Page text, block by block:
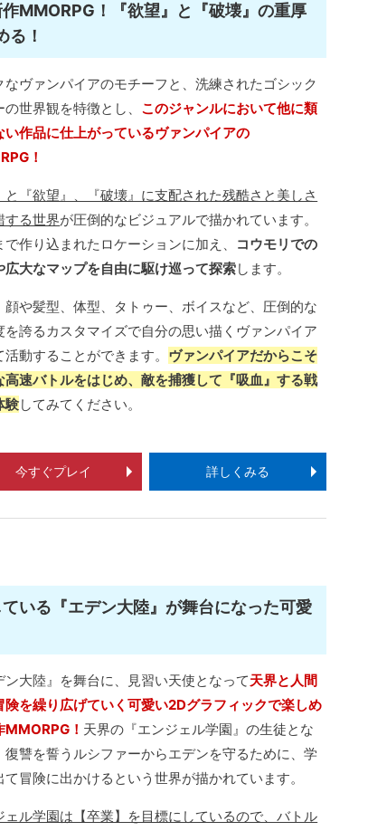
MMORPG！『欲望』と『破壊』の重厚
る！
なヴァンパイアのモチーフと、洗練されたゴシック
の世界観を特徴とし、 このジャンルにおいて他に類
い作品に仕上がっているヴァンパイアの
！
と『欲望』、『破壊』に支配された残酷さと美しさ
する世界が圧倒的なビジュアルで描かれています。
で作り込まれたロケーションに加え、 コウモリでの
広大なマップを自由に駆け巡って探索します。
顔や髪型、体型、タトゥー、ボイスなど、圧倒的な
を誇るカスタマイズで自分の思い描くヴァンパイア
活動することができます。 ヴァンパイアだからこそ
高速バトルをはじめ、敵を捕獲して『吸血』する戦
験してみてください。
今すぐプレイ 詳しくみる
いる『エデン大陸』が舞台になった可愛
ン大陸』を舞台に、見習い天使となって天界と人間
険を繰り広げていく可愛い2Dグラフィックで楽しめ
MMORPG！ 天界の『エンジェル学園』の生徒とな
復讐を誓うルシファーからエデンを守るために、学
て冒険に出かけるという世界が描かれています。
ェル学園は【卒業】を目標にしているので、バトル